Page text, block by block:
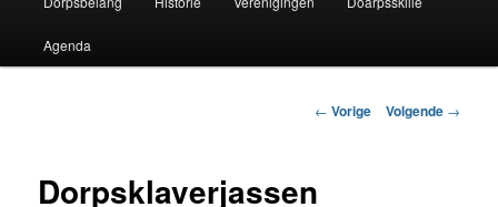
naar
de
Agenda
Berichtnavigatie
← Vorige Volgende →
Dorpsklaverjassen